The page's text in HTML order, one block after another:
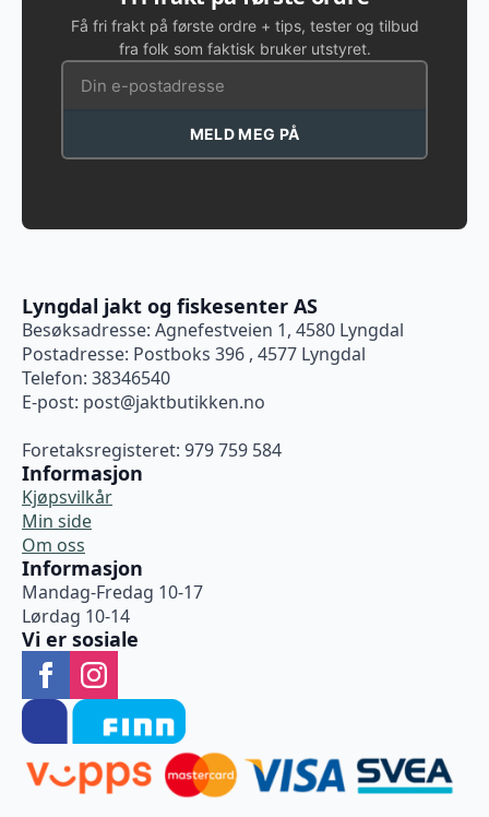
Få fri frakt på første ordre + tips, tester og tilbud
fra folk som faktisk bruker utstyret.
MELD MEG PÅ
Lyngdal jakt og fiskesenter AS
Besøksadresse: Agnefestveien 1, 4580 Lyngdal
Postadresse: Postboks 396 , 4577 Lyngdal
Telefon: 38346540
E-post: post@jaktbutikken.no
Foretaksregisteret: 979 759 584
Informasjon
Kjøpsvilkår
Min side
Om oss
Informasjon
Mandag-Fredag 10-17
Lørdag 10-14
Vi er sosiale